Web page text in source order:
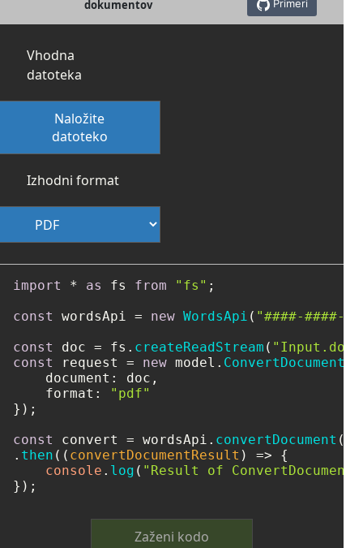
dokumentov Primeri
Vhodna
datoteka
Naložite
datoteko
Izhodni format
import * as fs from "fs" ;
const
wordsApi = new WordsApi ( "####-####-
const
doc = fs. createReadStream (
const
request = new model.
document : doc,
format :
"pdf"
});
const
convert = wordsApi. convertDocument
. then ( ( convertDocumentResult ) => {
console . log ( "Result of
});
Zaženi kodo